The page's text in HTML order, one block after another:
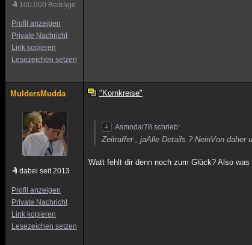
100.000 Beiträge
Profil anzeigen
Private Nachricht
Link kopieren
Lesezeichen setzen
MuldersMudda
dabei seit 2013
Profil anzeigen
Private Nachricht
Link kopieren
Lesezeichen setzen
"Kornkreise"
Asmodai78 schrieb:
Zeitraffer , jaAlle Details ? NeinVon daher
Watt fehlt dir denn noch zum Glück? Also